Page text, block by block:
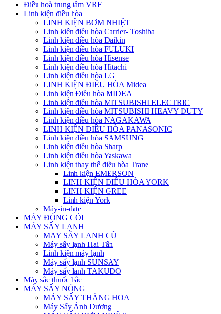
Điều hoà trung tâm VRF
Linh kiện điều hòa
LINH KIỆN BƠM NHIỆT
Linh kiện điều hòa Carrier- Toshiba
Linh kiện điều hòa Daikin
Linh kiện điều hòa FULUKI
Linh kiện điều hòa Hisense
Linh kiện điều hòa Hitachi
Linh kiện điều hòa LG
LINH KIỆN ĐIỀU HÒA Midea
Linh kiện Điều hòa MIDEA
Linh kiện điều hòa MITSUBISHI ELECTRIC
Linh kiện điều hòa MITSUBISHI HEAVY DUTY
Linh kiện điều hòa NAGAKAWA
LINH KIỆN ĐIỀU HÒA PANASONIC
Linh kiện điều hòa SAMSUNG
Linh kiện điều hòa Sharp
Linh kiện điều hòa Yaskawa
Linh kiện thay thế điều hòa Trane
Linh kiện EMERSON
LINH KIỆN ĐIỀU HÒA YORK
LINH KIỆN GREE
Linh kiện York
Máy-in-date
MÁY ĐÓNG GÓI
MÁY SẤY LẠNH
MAY SÂY LANH CŨ
Máy sấy lạnh Hai Tấn
Linh kiện máy lạnh
Máy sấy lạnh SUNSAY
Máy sấy lanh TAKUDO
Máy sắc thuốc bắc
MÁY SẤY NÓNG
MÁY SẤY THĂNG HOA
Máy Sấy Ánh Dương